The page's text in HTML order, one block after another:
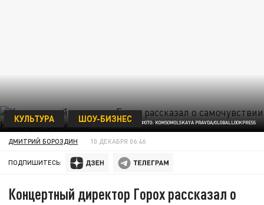
ФОТО: KOMSOMOLSKAYA PRAVDA/GLOBALLOOKPRESS
КУЛЬТУРА ШОУ-БИЗНЕС
ДМИТРИЙ БОРОЗДИН 10 ДЕКАБРЯ 06:46
ПОДПИШИТЕСЬ:
Концертный директор Горох рассказал о